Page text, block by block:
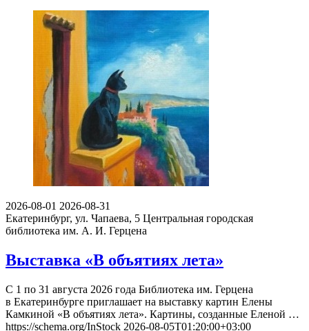
2026-08-01 2026-08-31
Екатеринбург, ул. Чапаева, 5 Центральная городская
библиотека им. А. И. Герцена
Выставка «В объятиях лета»
С 1 по 31 августа 2026 года Библиотека им. Герцена
в Екатеринбурге приглашает на выставку картин Елены
Камкиной «В объятиях лета». Картины, созданные Еленой …
https://schema.org/InStock 2026-08-05T01:20:00+03:00